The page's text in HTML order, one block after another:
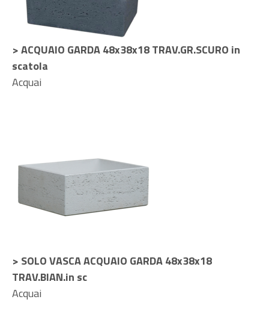
> ACQUAIO GARDA 48x38x18 TRAV.GR.SCURO in
scatola
Acquai
> SOLO VASCA ACQUAIO GARDA 48x38x18
TRAV.BIAN.in sc
Acquai